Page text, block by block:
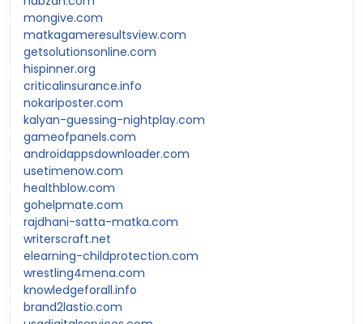
mongive.com
matkagameresultsview.com
getsolutionsonline.com
hispinner.org
criticalinsurance.info
nokariposter.com
kalyan-guessing-nightplay.com
gameofpanels.com
androidappsdownloader.com
usetimenow.com
healthblow.com
gohelpmate.com
rajdhani-satta-matka.com
writerscraft.net
elearning-childprotection.com
wrestling4mena.com
knowledgeforall.info
brand2lastio.com